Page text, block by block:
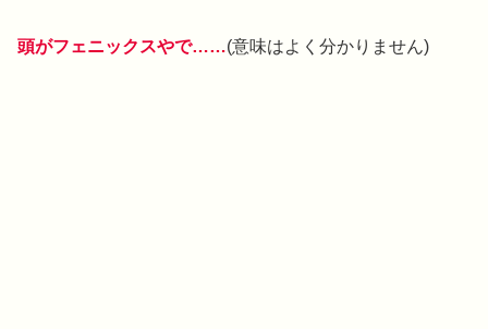
頭がフェニックスやで……(意味はよく分かりません)